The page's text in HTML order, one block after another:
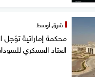
شرق أوسط
محكمة إماراتية
العتاد العسكري